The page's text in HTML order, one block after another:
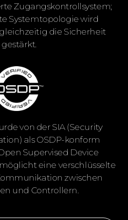
Zugangskontrollsystem;
Systemtopologie wird
die Sicherheit
gestärkt.
von der SIA (Security
als OSDP-konform
Supervised Device
eine verschlüsselte
zwischen
und Controllern.